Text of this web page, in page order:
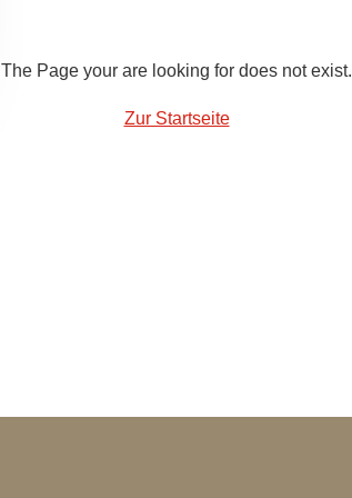
The Page your are looking for does not exist.
Zur Startseite